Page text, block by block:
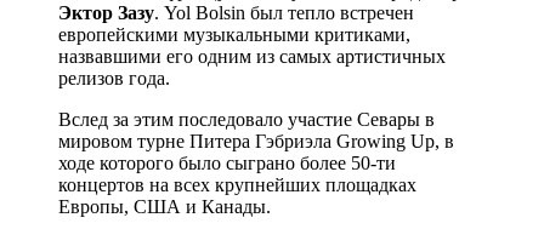
Эктор Зазу. Yol Bolsin был тепло встречен
европейскими музыкальными критиками,
назвавшими его одним из самых артистичных
релизов года.
Вслед за этим последовало участие Севары в
мировом турне Питера Гэбриэла Growing Up, в
ходе которого было сыграно более 50-ти
концертов на всех крупнейших площадках
Европы, США и Канады.